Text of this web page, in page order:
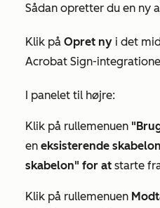
Sådan opretter du en ny
Klik på Opret ny i det
Acrobat Sign-
I panelet til højre:
Klik på rullemenuen
en eksisterende skabelon
skabelon" for at starte
Klik på rullemenuen